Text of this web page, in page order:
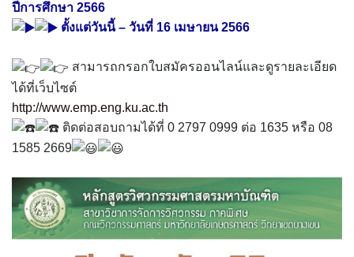
ปีการศึกษา 2566
ตั้งแต่วันนี้ – วันที่ 16 เมษายน 2566
สามารถกรอกใบสมัครออนไลน์และดูรายละเอียด
ได้ที่เว็บไซต์
http://www.emp.eng.ku.ac.th
ติดต่อสอบถามได้ที่ 0 2797 0999 ต่อ 1635 หรือ 08
1585 2669